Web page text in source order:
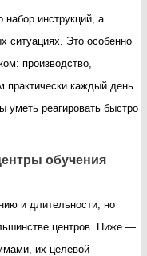
набор инструкций, а
ситуациях. Это особенно
производство,
практически каждый день
реагировать быстро
обучения
и длительности, но
центров. Ниже —
их целевой